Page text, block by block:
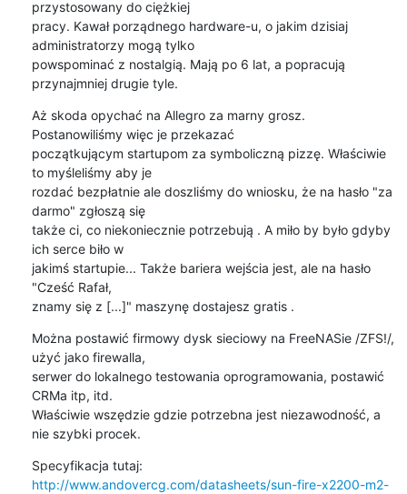
przystosowany do ciężkiej
pracy. Kawał porządnego hardware-u, o jakim dzisiaj
administratorzy mogą tylko
powspominać z nostalgią. Mają po 6 lat, a popracują
przynajmniej drugie tyle.
Aż skoda opychać na Allegro za marny grosz.
Postanowiliśmy więc je przekazać
początkującym startupom za symboliczną pizzę. Właściwie
to myśleliśmy aby je
rozdać bezpłatnie ale doszliśmy do wniosku, że na hasło "za
darmo" zgłoszą się
także ci, co niekoniecznie potrzebują . A miło by było gdyby
ich serce biło w
jakimś startupie... Także bariera wejścia jest, ale na hasło
"Cześć Rafał,
znamy się z [...]" maszynę dostajesz gratis .
Można postawić firmowy dysk sieciowy na FreeNASie /ZFS!/,
użyć jako firewalla,
serwer do lokalnego testowania oprogramowania, postawić
CRMa itp, itd.
Właściwie wszędzie gdzie potrzebna jest niezawodność, a
nie szybki procek.
http://www.andovercg.com/datasheets/sun-fire-x2200-m2-